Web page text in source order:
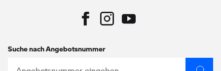
Suche nach Angebotsnummer